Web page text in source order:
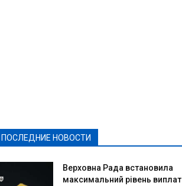
ПОСЛЕДНИЕ НОВОСТИ
Верховна Рада встановила
максимальний рівень виплат